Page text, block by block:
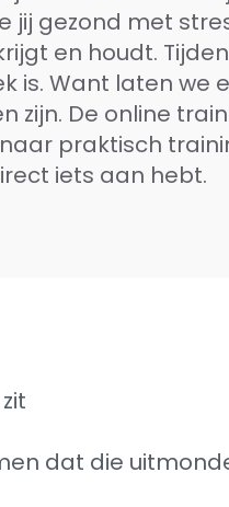
jij gezond met
en houdt.
is. Want laten we
De online
praktisch
iets aan hebt.
dat die